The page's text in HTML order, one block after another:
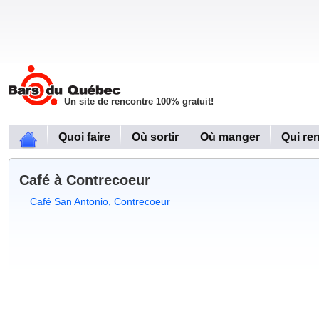
Un site de rencontre 100% gratuit!
Quoi faire Où sortir Où manger Qui
Café à Contrecoeur
Café San Antonio, Contrecoeur